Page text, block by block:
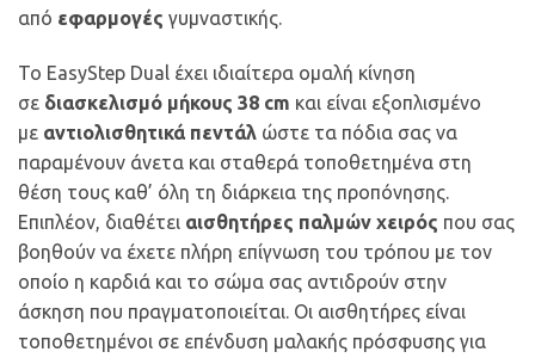
από εφαρμογές γυμναστικής.
Το EasyStep Dual έχει ιδιαίτερα ομαλή κίνηση
σε διασκελισμό μήκους 38 cm και είναι εξοπλισμένο
με αντιολισθητικά πεντάλ ώστε τα πόδια σας να
παραμένουν άνετα και σταθερά τοποθετημένα στη
θέση τους καθ’ όλη τη διάρκεια της προπόνησης.
Επιπλέον, διαθέτει αισθητήρες παλμών χειρός που σας
βοηθούν να έχετε πλήρη επίγνωση του τρόπου με τον
οποίο η καρδιά και το σώμα σας αντιδρούν στην
άσκηση που πραγματοποιείται. Οι αισθητήρες είναι
τοποθετημένοι σε επένδυση μαλακής πρόσφυσης για